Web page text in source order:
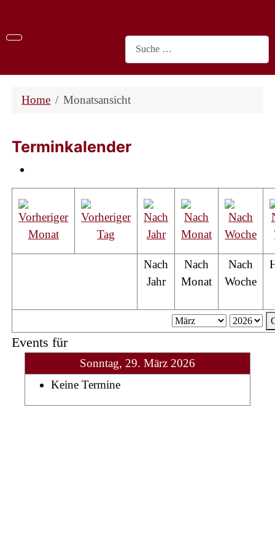
Suchen
Home Monatsansicht
Terminkalender
Nach
Jahr
Nach
Monat
Nach
Woche
Events für
Sonntag, 29. März 2026
Keine Termine